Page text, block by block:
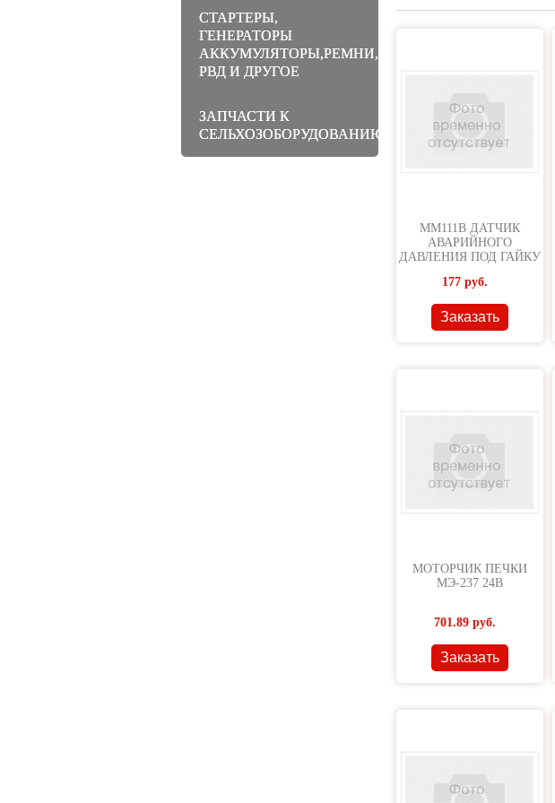
СТАРТЕРЫ,
ГЕНЕРАТОРЫ
АККУМУЛЯТОРЫ,РЕМНИ,МАНЖЕТЫ,
РВД И ДРУГОЕ
ЗАПЧАСТИ К
СЕЛЬХОЗОБОРУДОВАНИЮ
ММ111В ДАТЧИК
АВАРИЙНОГО
ДАВЛЕНИЯ ПОД ГАЙКУ
177 руб.
Заказать
МОТОРЧИК ПЕЧКИ
МЭ-237 24В
701.89 руб.
Заказать